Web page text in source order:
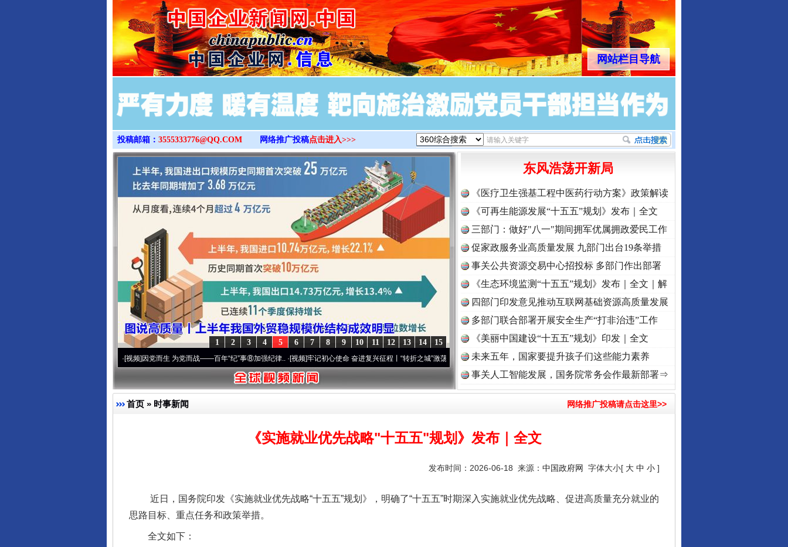
>
网站栏目导航
投稿邮箱： 3555333776@QQ.COM 网络推广投稿点击进入>>>
15
14
13
12
11
10
9
8
7
6
5
4
3
2
1
因党而生 为党而战——百年“纪”事⑧加强纪律..·[视频]牢记初心使命 奋进复兴征程丨“转折之城”激荡..·[视频]牢记初心使命 奋进复兴征程丨红船起航处 潮起.. ·[视频]一首歌的时间，读懂乐至的“诗与远方”
东风浩荡开新局
《医疗卫生强基工程中医药行动方案》政策解读
《可再生能源发展“十五五”规划》发布｜全文
三部门：做好"八一"期间拥军优属拥政爱民工作
促家政服务业高质量发展 九部门出台19条举措
事关公共资源交易中心招投标 多部门作出部署
《生态环境监测“十五五”规划》发布｜全文｜解
读
四部门印发意见推动互联网基础资源高质量发展
多部门联合部署开展安全生产“打非治违”工作
《美丽中国建设“十五五”规划》印发｜全文
未来五年，国家要提升孩子们这些能力素养
事关人工智能发展，国务院常务会作最新部署⇒
首页 » 时事新闻 网络推广投稿请点击这里>>
《实施就业优先战略"十五五"规划》发布｜全文
发布时间：2026-06-18 来源： 中国政府网 字体大小[ 大 中 小 ]
近日，国务院印发《实施就业优先战略“十五五”规划》，明确了“十五五”时期深入实施就业优先战略、促进高质量充分就业的
思路目标、重点任务和政策举措。
全文如下：